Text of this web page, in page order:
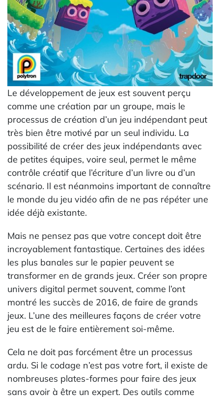
Le développement de jeux est souvent perçu
comme une création par un groupe, mais le
processus de création d’un jeu indépendant peut
très bien être motivé par un seul individu. La
possibilité de créer des jeux indépendants avec
de petites équipes, voire seul, permet le même
contrôle créatif que l’écriture d’un livre ou d’un
scénario. Il est néanmoins important de connaître
le monde du jeu vidéo afin de ne pas répéter une
idée déjà existante.
Mais ne pensez pas que votre concept doit être
incroyablement fantastique. Certaines des idées
les plus banales sur le papier peuvent se
transformer en de grands jeux. Créer son propre
univers digital permet souvent, comme l’ont
montré les succès de 2016, de faire de grands
jeux. L’une des meilleures façons de créer votre
jeu est de le faire entièrement soi-même.
Cela ne doit pas forcément être un processus
ardu. Si le codage n’est pas votre fort, il existe de
nombreuses plates-formes pour faire des jeux
sans avoir à être un expert. Des outils comme